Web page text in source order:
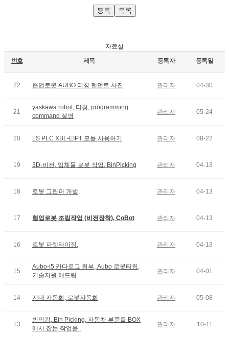
등록 목록
자료실
번호
제목 등록자 등록일
22 협업로봇 AUBO 티칭 펜던트 사진 관리자 04-30
21
yaskawa robot, 티칭, programming
command 설명
관리자 05-24
20 LS PLC XBL-EIPT 모듈 사용하기 관리자 08-22
19 3D-비전, 입체물 로봇 작업, BinPicking 관리자 04-13
18 로봇 그립퍼 개발, 관리자 04-13
17 협업로봇 조립작업 (비전장착), CoBot 관리자 04-13
16 로봇 파렛타이징, 관리자 04-13
15
Aubo-i5 카다로그 첨부, Aubo 로봇티칭,
기술지원 해드립..
관리자 04-01
14 지대 자동화, 로봇자동화 관리자 05-08
13
빈픽킹, Bin Picking, 자동차 부품을 BOX
에서 잡는 작업을..
관리자 10-11